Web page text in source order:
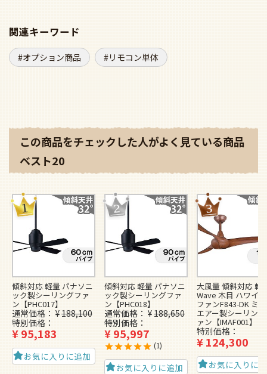
関連キーワード
オプション商品 リモコン単体
この商品をチェックした人がよく見ている商品
ベスト20
傾斜対応 軽量 パナソニ
ック製シーリングファ
ン【PHC017】
通常価格 ¥188,100
特別価格
¥95,183
お気に入りに追加
傾斜対応 軽量 パナソニ
ック製シーリングファ
ン【PHC018】
通常価格 ¥188,650
特別価格
¥95,997
1
お気に入りに追加
大風量 傾斜対応 軽
Wave 木目 ハワイ
ファンF843-DK ミ
エアー製シーリン
ァン【IMAF001】
特別価格
¥124,300
お気に入りに